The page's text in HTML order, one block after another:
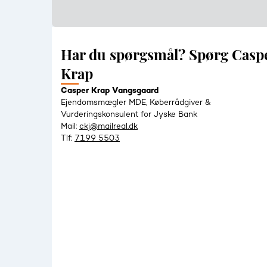
Har du spørgsmål? Spørg
Krap
Casper Krap Vangsgaard
Ejendomsmægler MDE, Køberrådgiver &
Vurderingskonsulent for Jyske Bank
Mail: ckj@mailreal.dk
Tlf: 7199 5503